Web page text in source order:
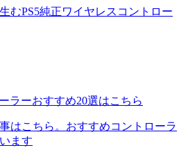
むPS5純正ワイヤレスコントロー
ラーおすすめ20選はこちら
はこちら。おすすめコントローラ
ます